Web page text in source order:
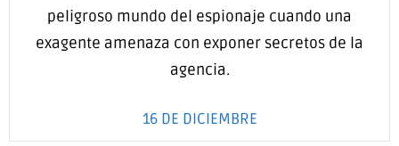
peligroso mundo del espionaje cuando una
exagente amenaza con exponer secretos de la
agencia.
16 DE DICIEMBRE